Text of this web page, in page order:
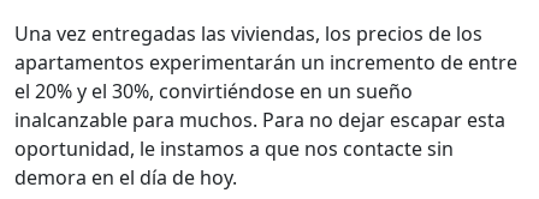
Una vez entregadas las viviendas, los precios de los
apartamentos experimentarán un incremento de entre
el 20% y el 30%, convirtiéndose en un sueño
inalcanzable para muchos. Para no dejar escapar esta
oportunidad, le instamos a que nos contacte sin
demora en el día de hoy.